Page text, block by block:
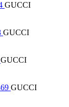
GUCCI
GUCCI
GUCCI
GUCCI